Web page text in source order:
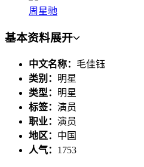
周星驰
基本资料展开
中文名称： 毛佳钰
类别： 明星
类型： 明星
标签： 演员
职业： 演员
地区： 中国
人气： 1753